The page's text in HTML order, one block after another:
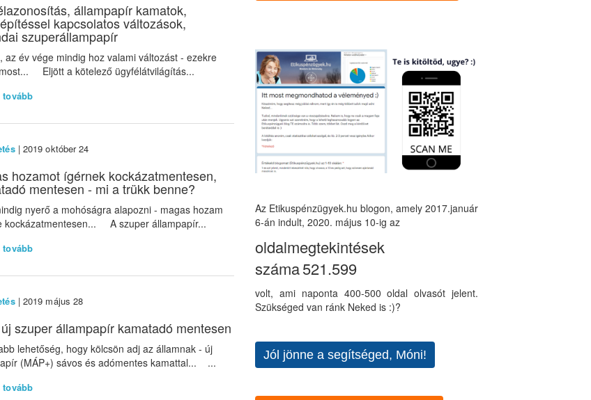
állampapír kamatok,
kapcsolatos változások,
szuperállampapír
az év vége mindig hoz valami változást - ezekre
Eljött a kötelező ügyfélátvilágítás...
tovább
| 2019 október 24
hozamot ígérnek kockázatmentesen,
mentesen - mi a trükk benne?
nyerő a mohóságra alapozni - magas hozam
kockázatmentesen... A szuper állampapír...
tovább
| 2019 május 28
szuper állampapír kamatadó mentesen
lehetőség, hogy kölcsön adj az államnak - új
(MÁP+) sávos és adómentes kamattal... ...
tovább
Az Etikuspénzügyek.hu blogon, amely 2017.január
6-án indult, 2020. május 10-ig az
oldalmegtekintések
száma521.599
volt, ami naponta 400-500 oldal olvasót jelent.
Szükséged van ránk Neked is :)?
Jól jönne a segítséged, Móni!